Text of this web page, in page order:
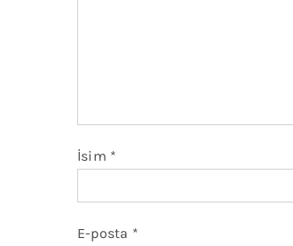
İsim *
E-posta *